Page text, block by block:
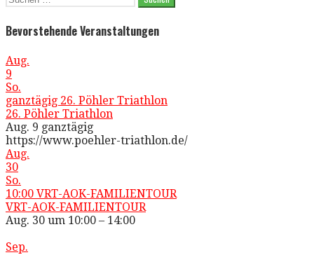
Bevorstehende Veranstaltungen
Aug.
9
So.
ganztägig 26. Pöhler Triathlon
26. Pöhler Triathlon
Aug. 9 ganztägig
https://www.poehler-triathlon.de/
Aug.
30
So.
10:00 VRT-AOK-FAMILIENTOUR
VRT-AOK-FAMILIENTOUR
Aug. 30 um 10:00 – 14:00
Sep.